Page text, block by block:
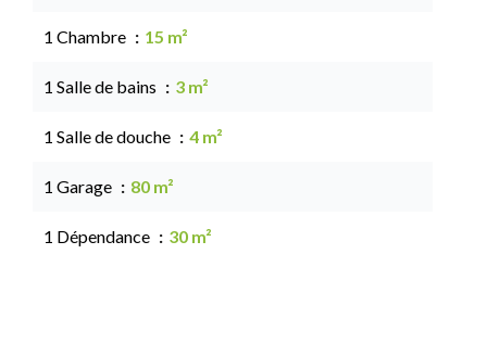
1 Chambre 15 m²
1 Salle de bains 3 m²
1 Salle de douche 4 m²
1 Garage 80 m²
1 Dépendance 30 m²